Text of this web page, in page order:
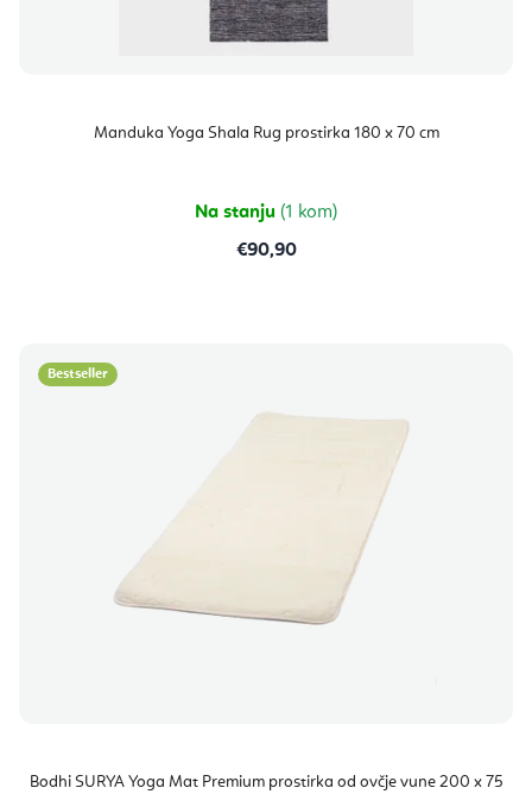
Manduka Yoga Shala Rug prostirka 180 x 70 cm
Na stanju (1 kom)
€90,90
Bestseller
Bodhi SURYA Yoga Mat Premium prostirka od ovčje vune 200 x 75